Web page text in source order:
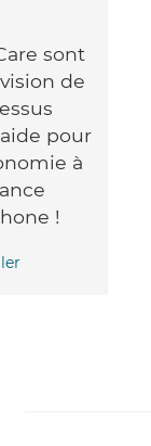
sont
de
pour
à
!